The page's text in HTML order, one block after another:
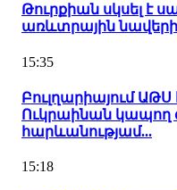
Թուրքիան սկսել է
առևտրային
15:35
Բուլղարիայում
Ուկրաինան
հարևանությամ...
15:18